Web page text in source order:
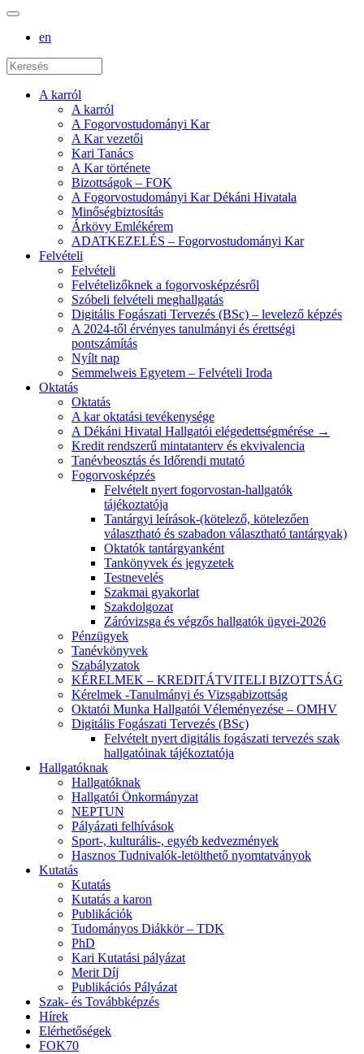
en
A karról
A karról
A Fogorvostudományi Kar
A Kar vezetői
Kari Tanács
A Kar története
Bizottságok – FOK
A Fogorvostudományi Kar Dékáni Hivatala
Minőségbiztosítás
Árkövy Emlékérem
ADATKEZELÉS – Fogorvostudományi Kar
Felvételi
Felvételi
Felvételizőknek a fogorvosképzésről
Szóbeli felvételi meghallgatás
Digitális Fogászati Tervezés (BSc) – levelező képzés
A 2024-től érvényes tanulmányi és érettségi
pontszámítás
Nyílt nap
Semmelweis Egyetem – Felvételi Iroda
Oktatás
Oktatás
A kar oktatási tevékenysége
A Dékáni Hivatal Hallgatói elégedettségmérése →
Kredit rendszerű mintatanterv és ekvivalencia
Tanévbeosztás és Időrendi mutató
Fogorvosképzés
Felvételt nyert fogorvostan-hallgatók
tájékoztatója
Tantárgyi leírások-(kötelező, kötelezően
választható és szabadon választható tantárgyak)
Oktatók tantárgyanként
Tankönyvek és jegyzetek
Testnevelés
Szakmai gyakorlat
Szakdolgozat
Záróvizsga és végzős hallgatók ügyei-2026
Pénzügyek
Tanévkönyvek
Szabályzatok
KÉRELMEK – KREDITÁTVITELI BIZOTTSÁG
Kérelmek -Tanulmányi és Vizsgabizottság
Oktatói Munka Hallgatói Véleményezése – OMHV
Digitális Fogászati Tervezés (BSc)
Felvételt nyert digitális fogászati tervezés szak
hallgatóinak tájékoztatója
Hallgatóknak
Hallgatóknak
Hallgatói Önkormányzat
NEPTUN
Pályázati felhívások
Sport-, kulturális-, egyéb kedvezmények
Hasznos Tudnivalók-letölthető nyomtatványok
Kutatás
Kutatás
Kutatás a karon
Publikációk
Tudományos Diákkör – TDK
PhD
Kari Kutatási pályázat
Merit Díj
Publikációs Pályázat
Szak- és Továbbképzés
Hírek
Elérhetőségek
FOK70